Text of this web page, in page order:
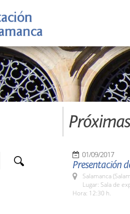
01/09/2017
Presentación
Salamanca
Lugar: Sala de
Hora: 12:30 h.